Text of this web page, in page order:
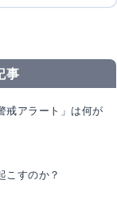
事
戒アラート」は何が
こすのか？